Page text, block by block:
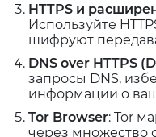
HTTPS и
Используйте
шифруют
DNS over HTTPS
запросы DNS,
информации о
Tor Browser: Tor
через множество